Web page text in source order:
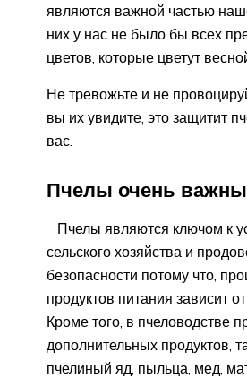
являются важной частью
них у нас не было бы всех
цветов, которые цветут
Не тревожьте и не
вы их увидите, это защитит
вас.
Пчелы очень важны
Пчелы являются ключом к
сельского хозяйства и
безопасности потому что,
продуктов питания зависит
Кроме того, в пчеловодстве
дополнительных продуктов,
пчелиный яд, пыльца, мед,